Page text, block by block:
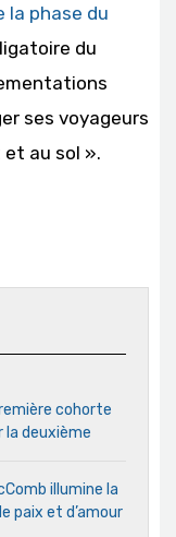
phase du
du
ses voyageurs
au sol ».
cohorte
la deuxième
illumine la
paix et d’amour